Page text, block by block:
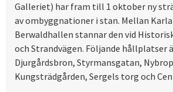
Galleriet) har fram till 1 oktober ny
av ombyggnationer i stan. Mellan
Berwaldhallen stannar den vid
och Strandvägen. Följande hållplatser
Djurgårdsbron, Styrmansgatan,
Kungsträdgården, Sergels torg och